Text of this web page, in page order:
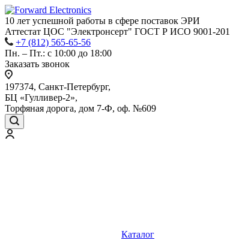
10 лет успешной работы в сфере поставок ЭРИ
Аттестат ЦОС "Электронсерт" ГОСТ Р ИСО 9001-
+7 (812) 565-65-56
Пн. – Пт.: с 10:00 до 18:00
Заказать звонок
197374, Санкт-Петербург,
БЦ «Гулливер-2»,
Торфяная дорога, дом 7-Ф, оф. №609
Каталог